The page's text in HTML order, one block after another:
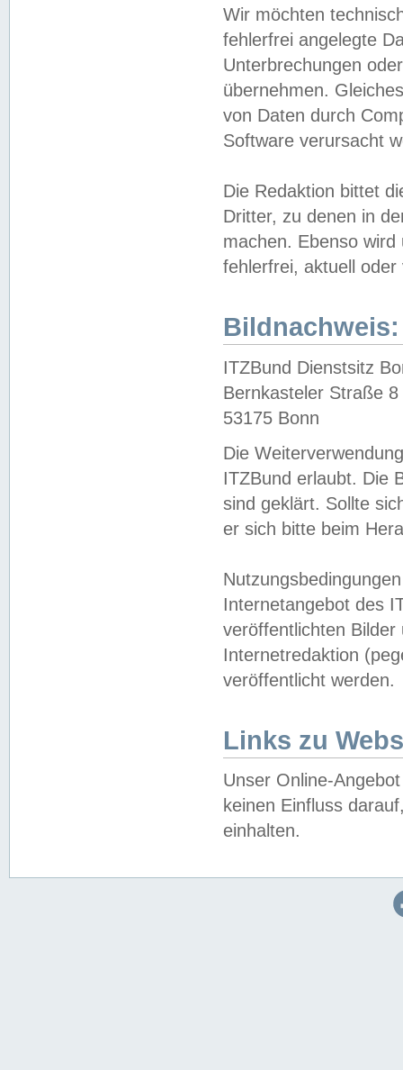
Wir möchten
fehlerfrei angelegte
Unterbrechungen
übernehmen.
von Daten durch
Software verursacht
Die Redaktion bittet
Dritter, zu denen in
machen. Ebenso
fehlerfrei, aktuell oder
Bildnachweis:
ITZBund Dienstsitz
Bernkasteler Straße 8
53175 Bonn
Die
ITZBund erlaubt. Die
sind geklärt. Sollte
er sich bitte beim
Internetangebot des
veröffentlichten
Internetredaktion
veröffentlicht werden.
Links zu
Unser Online-
keinen Einfluss
einhalten.